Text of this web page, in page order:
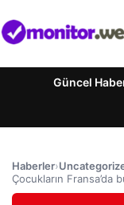
Güncel
Haberler›
Çocukların